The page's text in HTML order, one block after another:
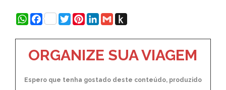
Kindle
WhatsApp
Facebook
Twitter
Pinterest
LinkedIn
GmailPush
to
Kindle
ORGANIZE SUA VIAGEM
Espero que tenha gostado deste conteúdo, produzido